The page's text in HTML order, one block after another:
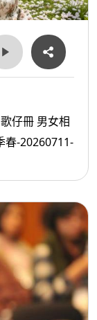
仔冊 男女相
春-20260711-